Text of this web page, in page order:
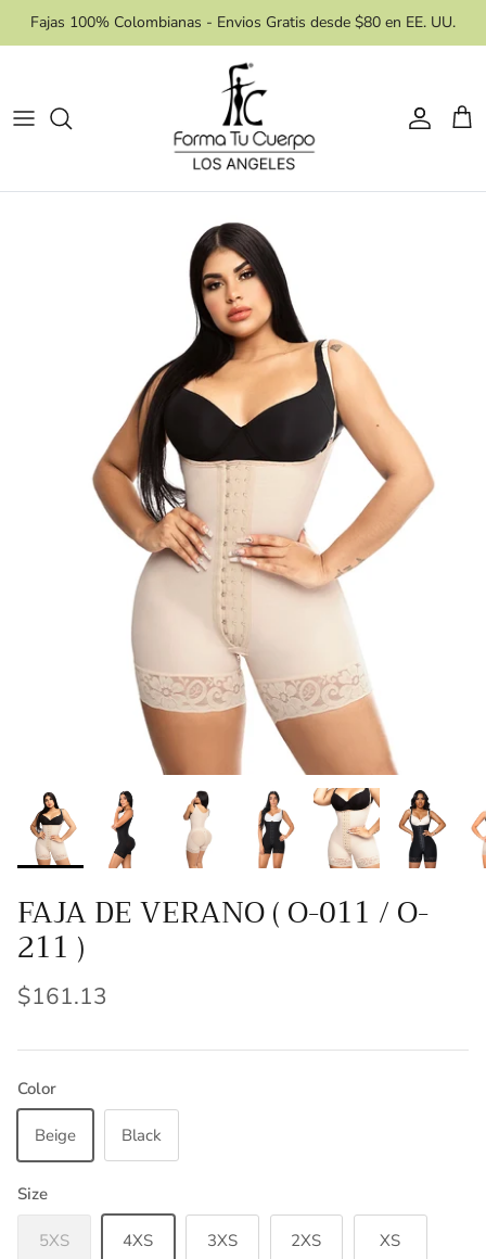
Fajas 100% Colombianas - Envios Gratis desde $80 en EE. UU.
Necesidades
Niveles de Compresión
Masajes
FAJA DE VERANO ( O-011 / O-
211 )
$161.13
Color
Beige Black
Size
5XS 4XS 3XS 2XS XS